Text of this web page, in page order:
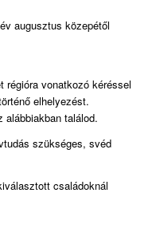
augusztus közepétől
régióra vonatkozó kéréssel
elhelyezést.
alábbiakban találod.
szükséges, svéd
családoknál